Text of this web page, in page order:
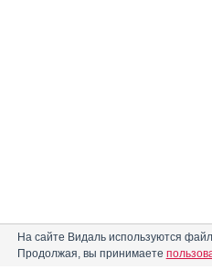
На сайте Видаль используются
Продолжая, вы принимаете